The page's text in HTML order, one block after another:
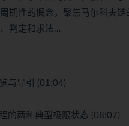
期性的概念，聚焦马尔科夫链
判定和求法…
与导引 (01:04)
的两种典型极限状态 (08:07)